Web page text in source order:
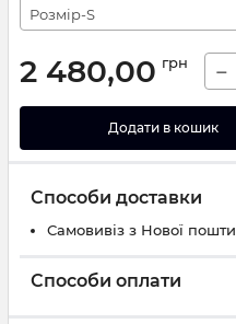
Розмір-S
2 480,00 грн −
Додати в кошик
Способи доставки
Самовивіз з Нової пошти
Способи оплати